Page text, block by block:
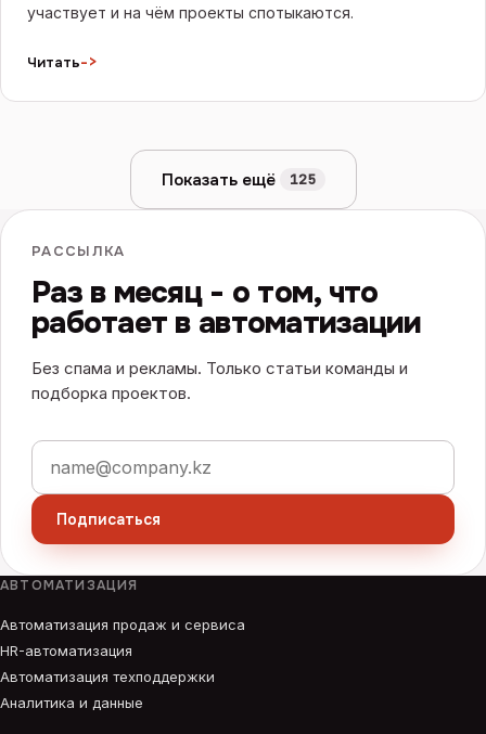
участвует и на чём проекты спотыкаются.
Читать->
Показать ещё 125
РАССЫЛКА
Раз в месяц - о том, что
работает в автоматизации
Без спама и рекламы. Только статьи команды и
подборка проектов.
Электронная почта
Подписаться
АВТОМАТИЗАЦИЯ
Автоматизация продаж и сервиса
HR-автоматизация
Автоматизация техподдержки
Аналитика и данные